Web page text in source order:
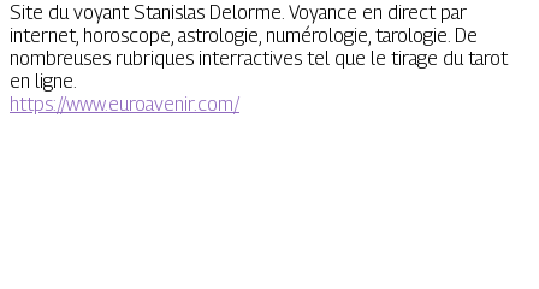
Site du voyant Stanislas Delorme. Voyance en direct par
internet, horoscope, astrologie, numérologie, tarologie. De
nombreuses rubriques interractives tel que le tirage du tarot
en ligne.
https://www.euroavenir.com/